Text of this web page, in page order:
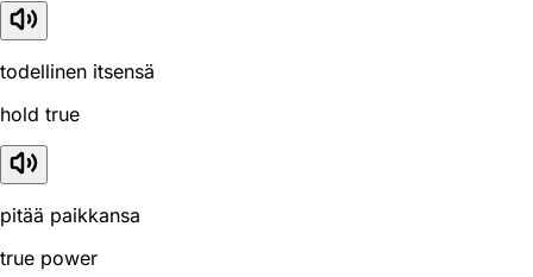
todellinen itsensä
hold true
pitää paikkansa
true power